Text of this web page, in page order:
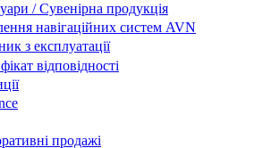
/ Сувенірна продукція
навігаційних систем AVN
з експлуатації
відповідності
продажі